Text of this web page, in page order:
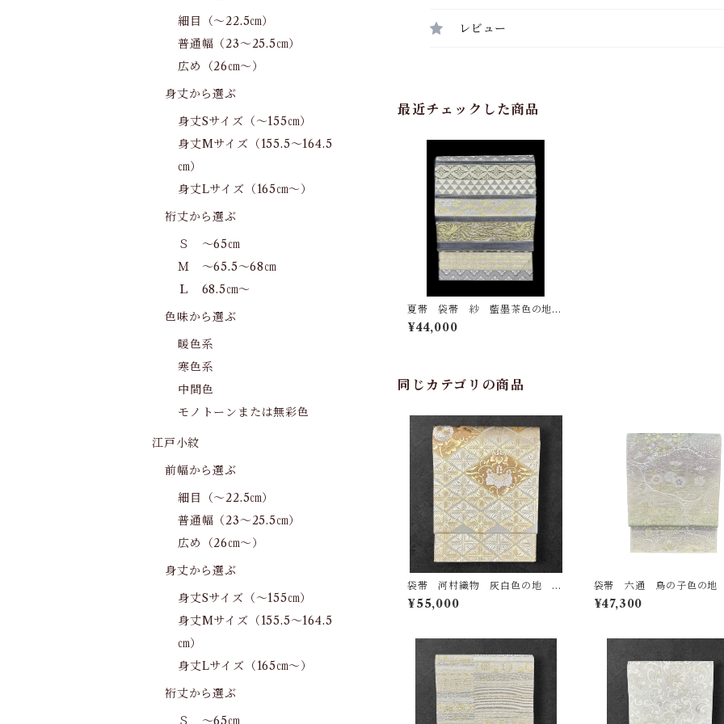
レビュー
最近チェックした商品
夏帯 袋帯 紗 藍墨茶色の地
横段に鳳凰や吉祥文様など 長さ
440㎝ Q6941
¥44,000
同じカテゴリの商品
袋帯 河村織物 灰白色の地 桐
の花 鳳凰 菊 菱取若松 お太鼓
柄 長さ 449㎝ Q7199
¥55,000
袋帯 六通 鳥の子色の地
織り込み ごくうすい苗色
うすい白群色～牡丹鼠色な
¥47,300
細目（～22.5㎝）
普通幅（23～25.5㎝）
広め（26㎝～）
身丈から選ぶ
身丈Sサイズ（～155㎝）
身丈Mサイズ（155.5～164.5
㎝）
身丈Lサイズ（165㎝～）
裄丈から選ぶ
Ｓ ～65㎝
Ｍ ～65.5～68㎝
Ｌ 68.5㎝～
色味から選ぶ
暖色系
寒色系
中間色
モノトーンまたは無彩色
江戸小紋
前幅から選ぶ
細目（～22.5㎝）
普通幅（23～25.5㎝）
広め（26㎝～）
身丈から選ぶ
身丈Sサイズ（～155㎝）
身丈Mサイズ（155.5～164.5
㎝）
身丈Lサイズ（165㎝～）
裄丈から選ぶ
Ｓ ～65㎝